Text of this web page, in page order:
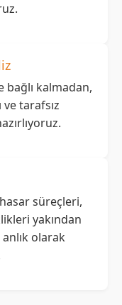
kalmadan,
ve tarafsız
süreçleri,
yakından
olarak